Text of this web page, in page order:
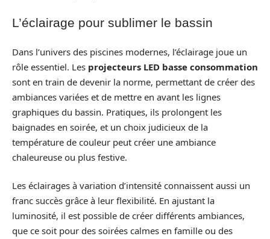
L’éclairage pour sublimer le bassin
Dans l’univers des piscines modernes, l’éclairage joue un
rôle essentiel. Les projecteurs LED basse consommation
sont en train de devenir la norme, permettant de créer des
ambiances variées et de mettre en avant les lignes
graphiques du bassin. Pratiques, ils prolongent les
baignades en soirée, et un choix judicieux de la
température de couleur peut créer une ambiance
chaleureuse ou plus festive.
Les éclairages à variation d’intensité connaissent aussi un
franc succès grâce à leur flexibilité. En ajustant la
luminosité, il est possible de créer différents ambiances,
que ce soit pour des soirées calmes en famille ou des